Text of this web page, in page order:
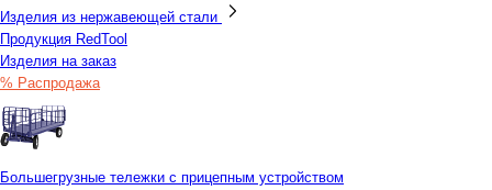
Изделия из нержавеющей стали
Продукция RedTool
Изделия на заказ
% Распродажа
Большегрузные тележки с прицепным устройством